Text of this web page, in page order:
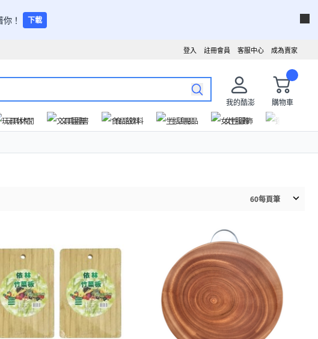
！ 下載
成為賣家
客服中心
註冊會員
登入
我的酷澎
購物車
玩具休閒 文具圖書 食品飲料 生活用品 女性服飾
60每頁筆